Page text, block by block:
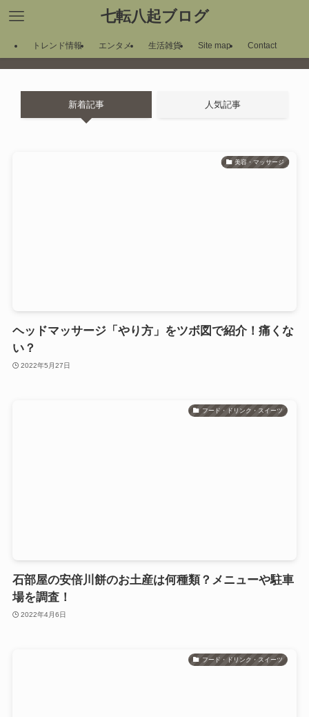
七転八起ブログ
トレンド情報 エンタメ 生活雑貨 Site map Contact
新着記事 人気記事
美容・マッサージ
ヘッドマッサージ「やり方」をツボ図で紹介！痛くな
い？
2022年5月27日
フード・ドリンク・スイーツ
石部屋の安倍川餅のお土産は何種類？メニューや駐車
場を調査！
2022年4月6日
フード・ドリンク・スイーツ